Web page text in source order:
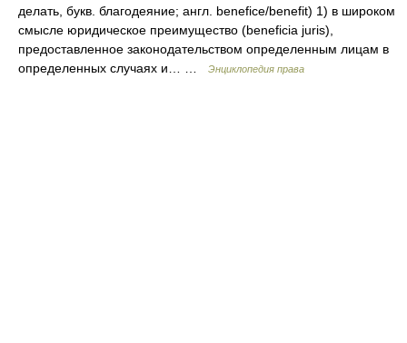
делать, букв. благодеяние; англ. benefice/benefit) 1) в широком
смысле юридическое преимущество (beneficia juris),
предоставленное законодательством определенным лицам в
определенных случаях и… …
Энциклопедия права